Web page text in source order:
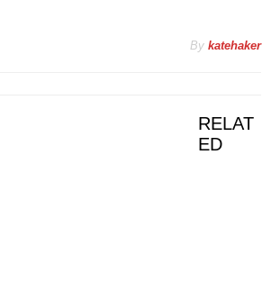
By katehaker
RELAT
ED